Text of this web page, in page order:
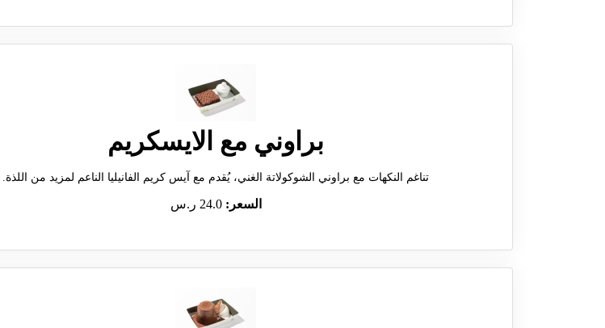
براوني مع الايسكريم
تناغم النكهات مع براوني الشوكولاتة الغني، يُقدم مع آيس كريم الفانيليا الناعم لمزيد من اللذة.
السعر:24.0 ر.س